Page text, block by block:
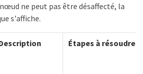
ne peut pas être désaffecté, la
s'affiche.
Étapes à résoudre